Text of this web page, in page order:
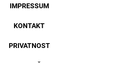
IMPRESSUM
KONTAKT
PRIVATNOST